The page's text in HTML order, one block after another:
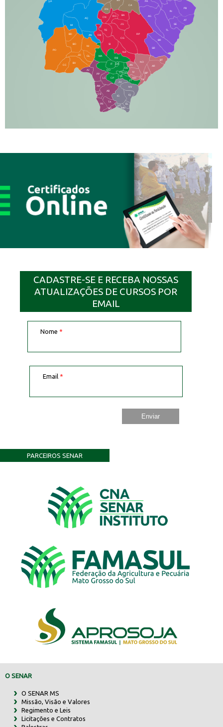
AQ
MI
AN
BA
CA
PA
PB
SE
TL
AG
BR
SR
BT
AR
RP
RO
JG
CG
SI
NA
TA
NH
JT
RB
MA
IT
DR
DO
CP
JU
NV
IQ
EL
BD
BO
NI
JD
PO
BV
CC
PP
AJ
LC
AM
AB
JP
DB
TE
CS
PR
TA
SQ
IG
MN
IN
NO
BP
RN
CN
GL
AN
IV
FS
VC
GD
DE
AT
LA
CADASTRE-SE E RECEBA NOSSAS
ATUALIZAÇÕES DE CURSOS POR
EMAIL
Nome *
Email *
PARCEIROS SENAR
O SENAR
O SENAR MS
Missão, Visão e Valores
Regimento e Leis
Licitações e Contratos